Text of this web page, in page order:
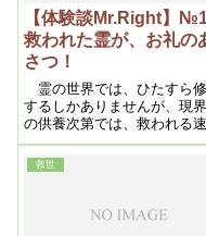
【体験談Mr.Right】
救われた霊が、お礼の
さつ！
霊の世界では、ひたすら
するしかありませんが、現
の供養次第では、救われる速
が変わるのでしょう。そし
子孫の誰に縋ればいいのかを
っていて、救いを求めて来る
救世主である明主様の信者に
救世